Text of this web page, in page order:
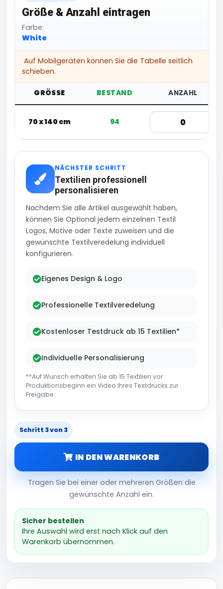
Größe & Anzahl eintragen
Farbe:
White
Auf Mobilgeräten können Sie die Tabelle seitlich
schieben.
GRÖSSE BESTAND ANZAHL
70 x 140 cm 94
NÄCHSTER SCHRITT
Textilien professionell
personalisieren
Nachdem Sie alle Artikel ausgewählt haben,
können Sie Optional jedem einzelnen Textil
Logos, Motive oder Texte zuweisen und die
gewünschte Textilveredelung individuell
konfigurieren.
Eigenes Design & Logo
Professionelle Textilveredelung
Kostenloser Testdruck ab 15 Textilien*
Individuelle Personalisierung
**Auf Wunsch erhalten Sie ab 15 Textilien vor
Produktionsbeginn ein Video Ihres Testdrucks zur
Freigabe..
Schritt 3 von 3
IN DEN WARENKORB
Tragen Sie bei einer oder mehreren Größen die
gewünschte Anzahl ein.
Sicher bestellen
Ihre Auswahl wird erst nach Klick auf den
Warenkorb übernommen.